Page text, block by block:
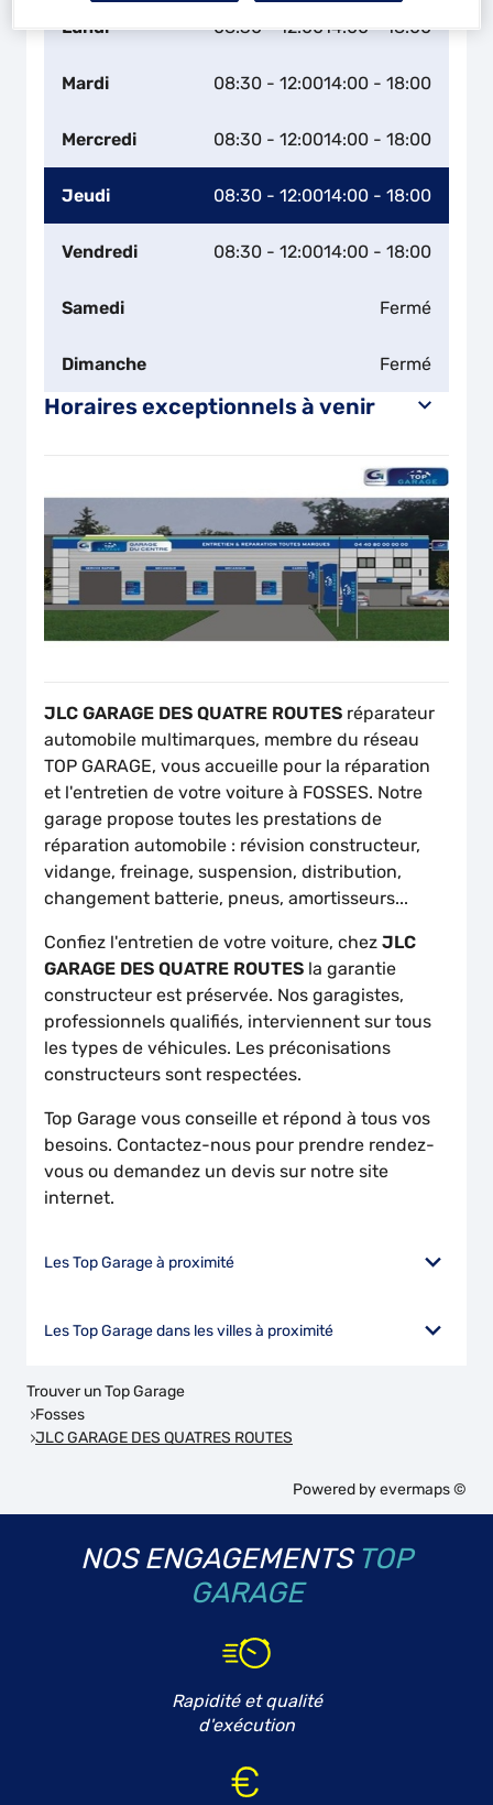
Lundi 08:30 - 12:0014:00 - 18:00
Mardi 08:30 - 12:0014:00 - 18:00
Mercredi 08:30 - 12:0014:00 - 18:00
Jeudi 08:30 - 12:0014:00 - 18:00
Vendredi 08:30 - 12:0014:00 - 18:00
Samedi Fermé
Dimanche Fermé
Horaires exceptionnels à venir
JLC GARAGE DES QUATRE ROUTES réparateur
automobile multimarques, membre du réseau
TOP GARAGE, vous accueille pour la réparation
et l'entretien de votre voiture à FOSSES. Notre
garage propose toutes les prestations de
réparation automobile : révision constructeur,
vidange, freinage, suspension, distribution,
changement batterie, pneus, amortisseurs...
Confiez l'entretien de votre voiture, chez JLC
GARAGE DES QUATRE ROUTES la garantie
constructeur est préservée. Nos garagistes,
professionnels qualifiés, interviennent sur tous
les types de véhicules. Les préconisations
constructeurs sont respectées.
Top Garage vous conseille et répond à tous vos
besoins. Contactez-nous pour prendre rendez-
vous ou demandez un devis sur notre site
internet.
Les Top Garage à proximité
Les Top Garage dans les villes à proximité
Trouver un Top Garage
Fosses
JLC GARAGE DES QUATRES ROUTES
Powered byevermaps ©
NOS ENGAGEMENTS TOP
GARAGE
Rapidité et qualité
d'exécution